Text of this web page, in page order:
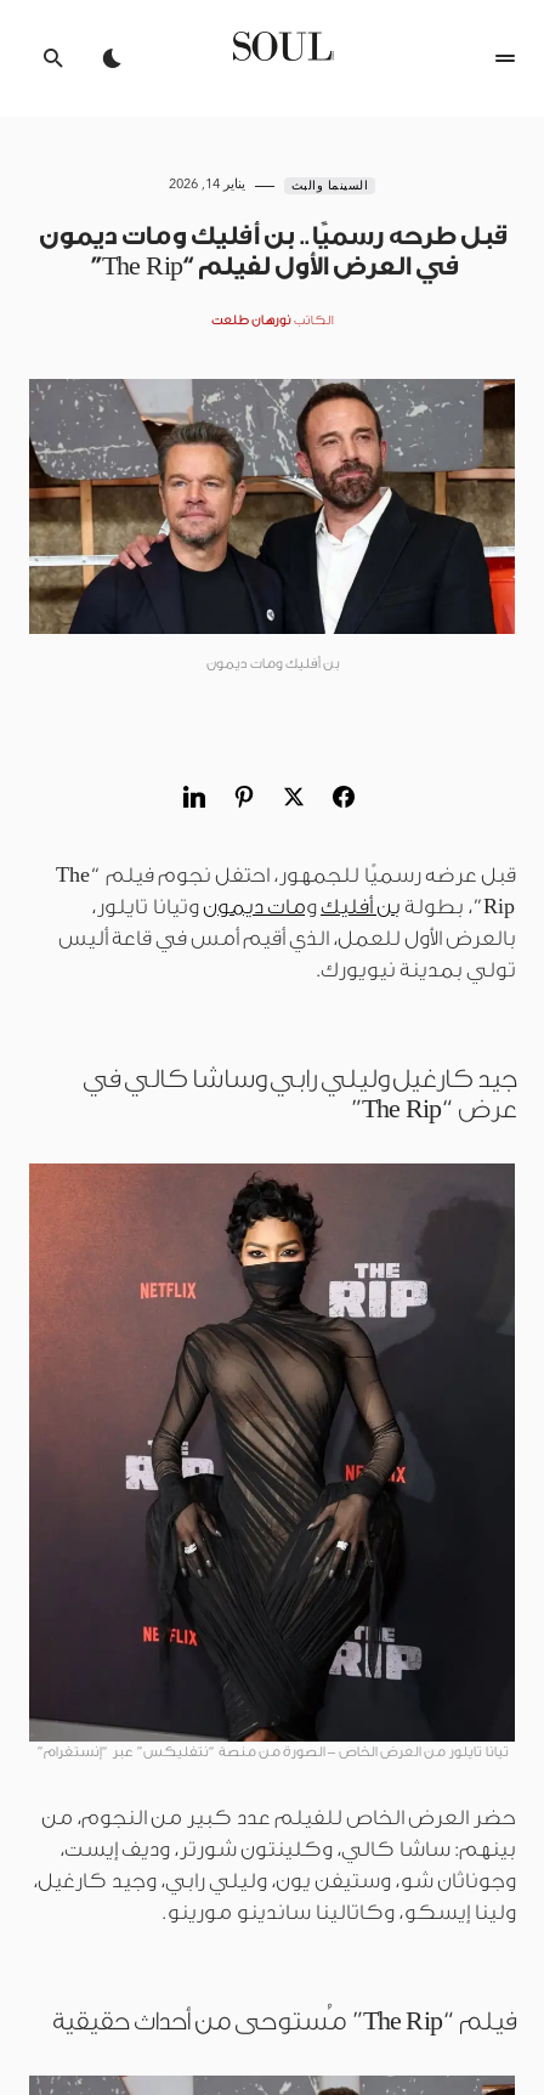
السينما والبث يناير 14, 2026
قبل طرحه رسميًا.. بن أفليك ومات ديمون
في العرض الأول لفيلم “The Rip”
الكاتب نورهان طلعت
بن أفليك ومات ديمون
قبل عرضه رسميًا للجمهور، احتفل نجوم فيلم “The
Rip”، بطولة
بن أفليكومات ديمونوتيانا تايلور،
بالعرض الأول للعمل، الذي أقيم أمس في قاعة أليس
تولي بمدينة نيويورك.
جيد كارغيل وليلي رابي وساشا كالي في
عرض “The Rip”
تيانا تايلور من العرض الخاص – الصورة من منصة “نتفليكس” عبر “إنستغرام”
حضر العرض الخاص للفيلم عدد كبير من النجوم، من
بينهم: ساشا كالي، وكلينتون شورتر، وديف إيست،
وجوناثان شو، وستيفن يون، وليلي رابي، وجيد كارغيل،
ولينا إيسكو، وكاتالينا ساندينو مورينو.
فيلم “The Rip” مُستوحى من أحداث حقيقية